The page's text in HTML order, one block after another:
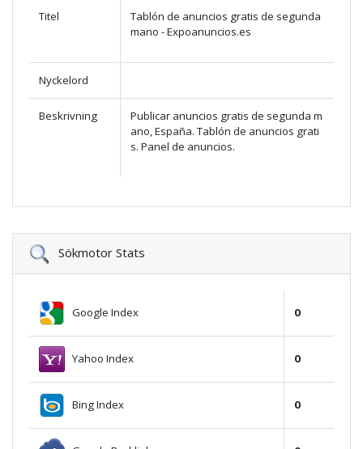
Titel
Tablón de anuncios gratis de segunda
mano - Expoanuncios.es
Nyckelord
Beskrivning
Publicar anuncios gratis de segunda m
ano, España. Tablón de anuncios grati
s. Panel de anuncios.
Sökmotor Stats
Google Index 0
Yahoo Index 0
Bing Index 0